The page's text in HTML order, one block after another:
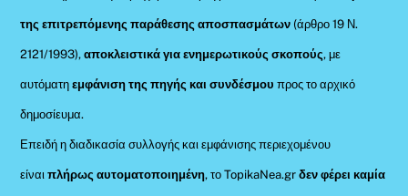
της επιτρεπόμενης παράθεσης αποσπασμάτων (άρθρο 19 Ν.
2121/1993), αποκλειστικά για ενημερωτικούς σκοπούς, με
αυτόματηεμφάνιση της πηγής και συνδέσμου προς το αρχικό
δημοσίευμα.
Επειδή η διαδικασία συλλογής και εμφάνισης περιεχομένου
είναιπλήρως αυτοματοποιημένη, το TopikaNea.grδεν φέρει καμία